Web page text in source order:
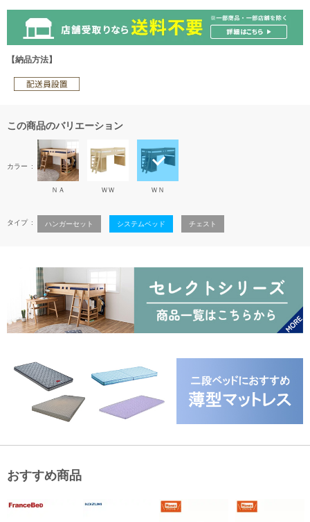
【納品方法】
この商品のバリエーション
カラー
ＮＡ ＷＷ ＷＮ
タイプ ハンガーセット システムベッド チェスト
おすすめ商品